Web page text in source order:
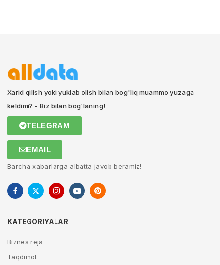
Xarid qilish yoki yuklab olish bilan bog'liq muammo yuzaga
keldimi? - Biz bilan bog'laning!
TELEGRAM
EMAIL
Barcha xabarlarga albatta javob beramiz!
KATEGORIYALAR
Biznes reja
Taqdimot